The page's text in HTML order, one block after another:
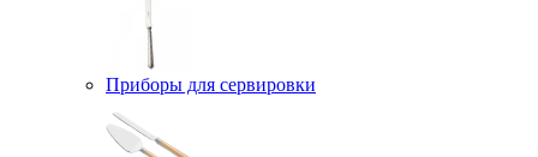
Приборы для сервировки